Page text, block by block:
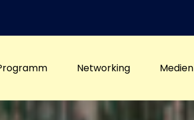
Networking Medien